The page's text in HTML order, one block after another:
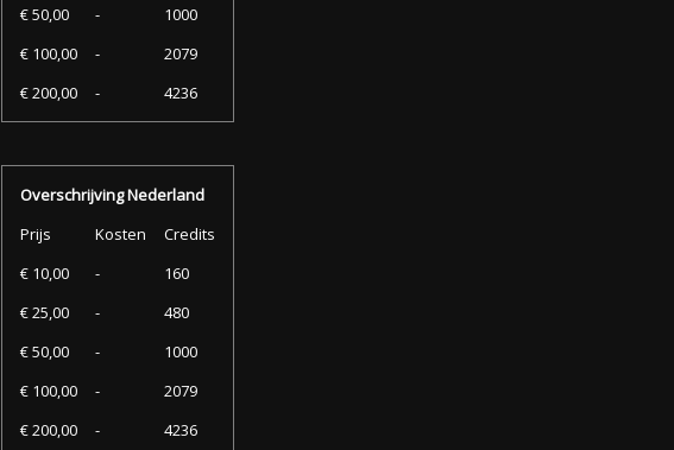
€ 50,00
-
1000
€ 100,00
-
2079
€ 200,00
- 4236
Overschrijving Nederland
Prijs
Kosten
Credits
€ 10,00
-
160
€ 25,00
-
480
€ 50,00
-
1000
€ 100,00
-
2079
€ 200,00
- 4236